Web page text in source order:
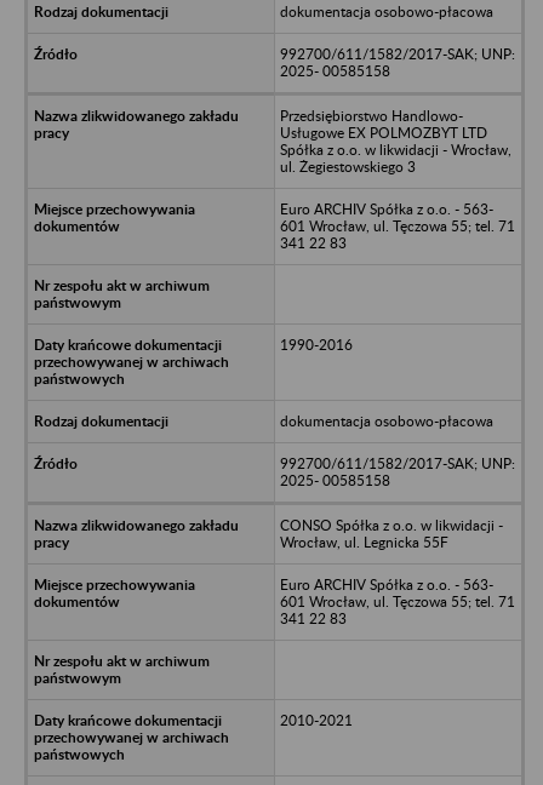
dokumentacja osobowo-płacowa
992700/611/1582/2017-SAK; UNP:
2025- 00585158
Przedsiębiorstwo Handlowo-
Usługowe EX POLMOZBYT LTD
Spółka z o.o. w likwidacji - Wrocław,
ul. Żegiestowskiego 3
Euro ARCHIV Spółka z o.o. - 563-
601 Wrocław, ul. Tęczowa 55; tel. 71
341 22 83
1990-2016
dokumentacja osobowo-płacowa
992700/611/1582/2017-SAK; UNP:
2025- 00585158
CONSO Spółka z o.o. w likwidacji -
Wrocław, ul. Legnicka 55F
Euro ARCHIV Spółka z o.o. - 563-
601 Wrocław, ul. Tęczowa 55; tel. 71
341 22 83
2010-2021